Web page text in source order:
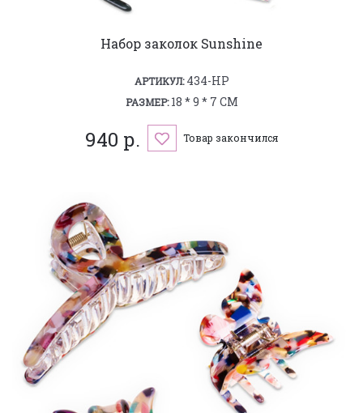
Набор заколок Sunshine
АРТИКУЛ:434-HP
РАЗМЕР:18 * 9 * 7 СМ
940 р. Товар закончился